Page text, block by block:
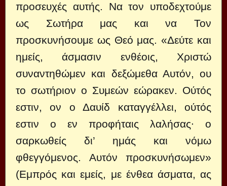
προσευχές αυτής. Να τον υποδεχτούμε
ως Σωτήρα μας και να Τον
προσκυνήσουμε ως Θεό μας. «Δεύτε και
ημείς, άσμασιν ενθέοις, Χριστώ
συναντηθώμεν και δεξώμεθα Αυτόν, ου
το σωτήριον ο Συμεών εώρακεν. Ούτός
εστιν, ον ο Δαυίδ καταγγέλλει, ούτός
εστιν ο εν προφήταις λαλήσας∙ ο
σαρκωθείς δι’ ημάς και νόμω
φθεγγόμενος. Αυτόν προσκυνήσωμεν»
(Εμπρός και εμείς, με ένθεα άσματα, ας